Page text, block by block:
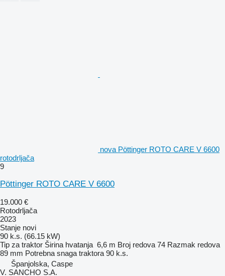
nova Pöttinger ROTO CARE V 6600
rotodrljača
9
Pöttinger ROTO CARE V 6600
19.000 €
Rotodrljača
2023
Stanje novi
90 k.s. (66.15 kW)
Tip za traktor Širina hvatanja 6,6 m Broj redova 74 Razmak redova
89 mm Potrebna snaga traktora 90 k.s.
Španjolska, Caspe
V. SANCHO S.A.